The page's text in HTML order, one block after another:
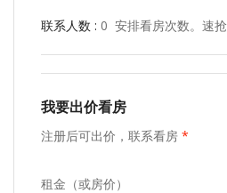
联系人数 : 0 安排看房次数。速抢
我要出价看房
注册后可出价，联系看房 *
租金（或房价）